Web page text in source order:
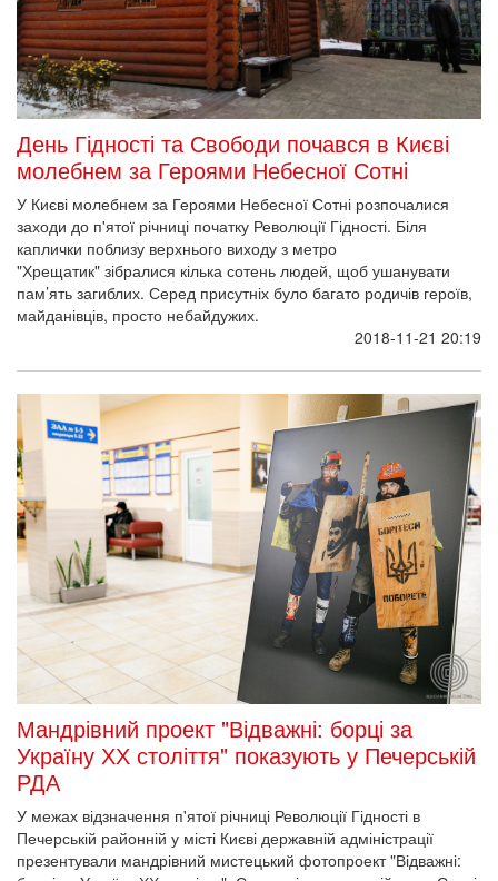
День Гідності та Свободи почався в Києві
молебнем за Героями Небесної Сотні
У Києві молебнем за Героями Небесної Сотні розпочалися
заходи до п'ятої річниці початку Революції Гідності. Біля
каплички поблизу верхнього виходу з метро
"Хрещатик" зібралися кілька сотень людей, щоб ушанувати
пам’ять загиблих. Серед присутніх було багато родичів героїв,
майданівців, просто небайдужих.
2018-11-21 20:19
Мандрівний проект "Відважні: борці за
Україну ХХ століття" показують у Печерській
РДА
У межах відзначення п'ятої річниці Революції Гідності в
Печерській районній у місті Києві державній адміністрації
презентували мандрівний мистецький фотопроект "Відважні: